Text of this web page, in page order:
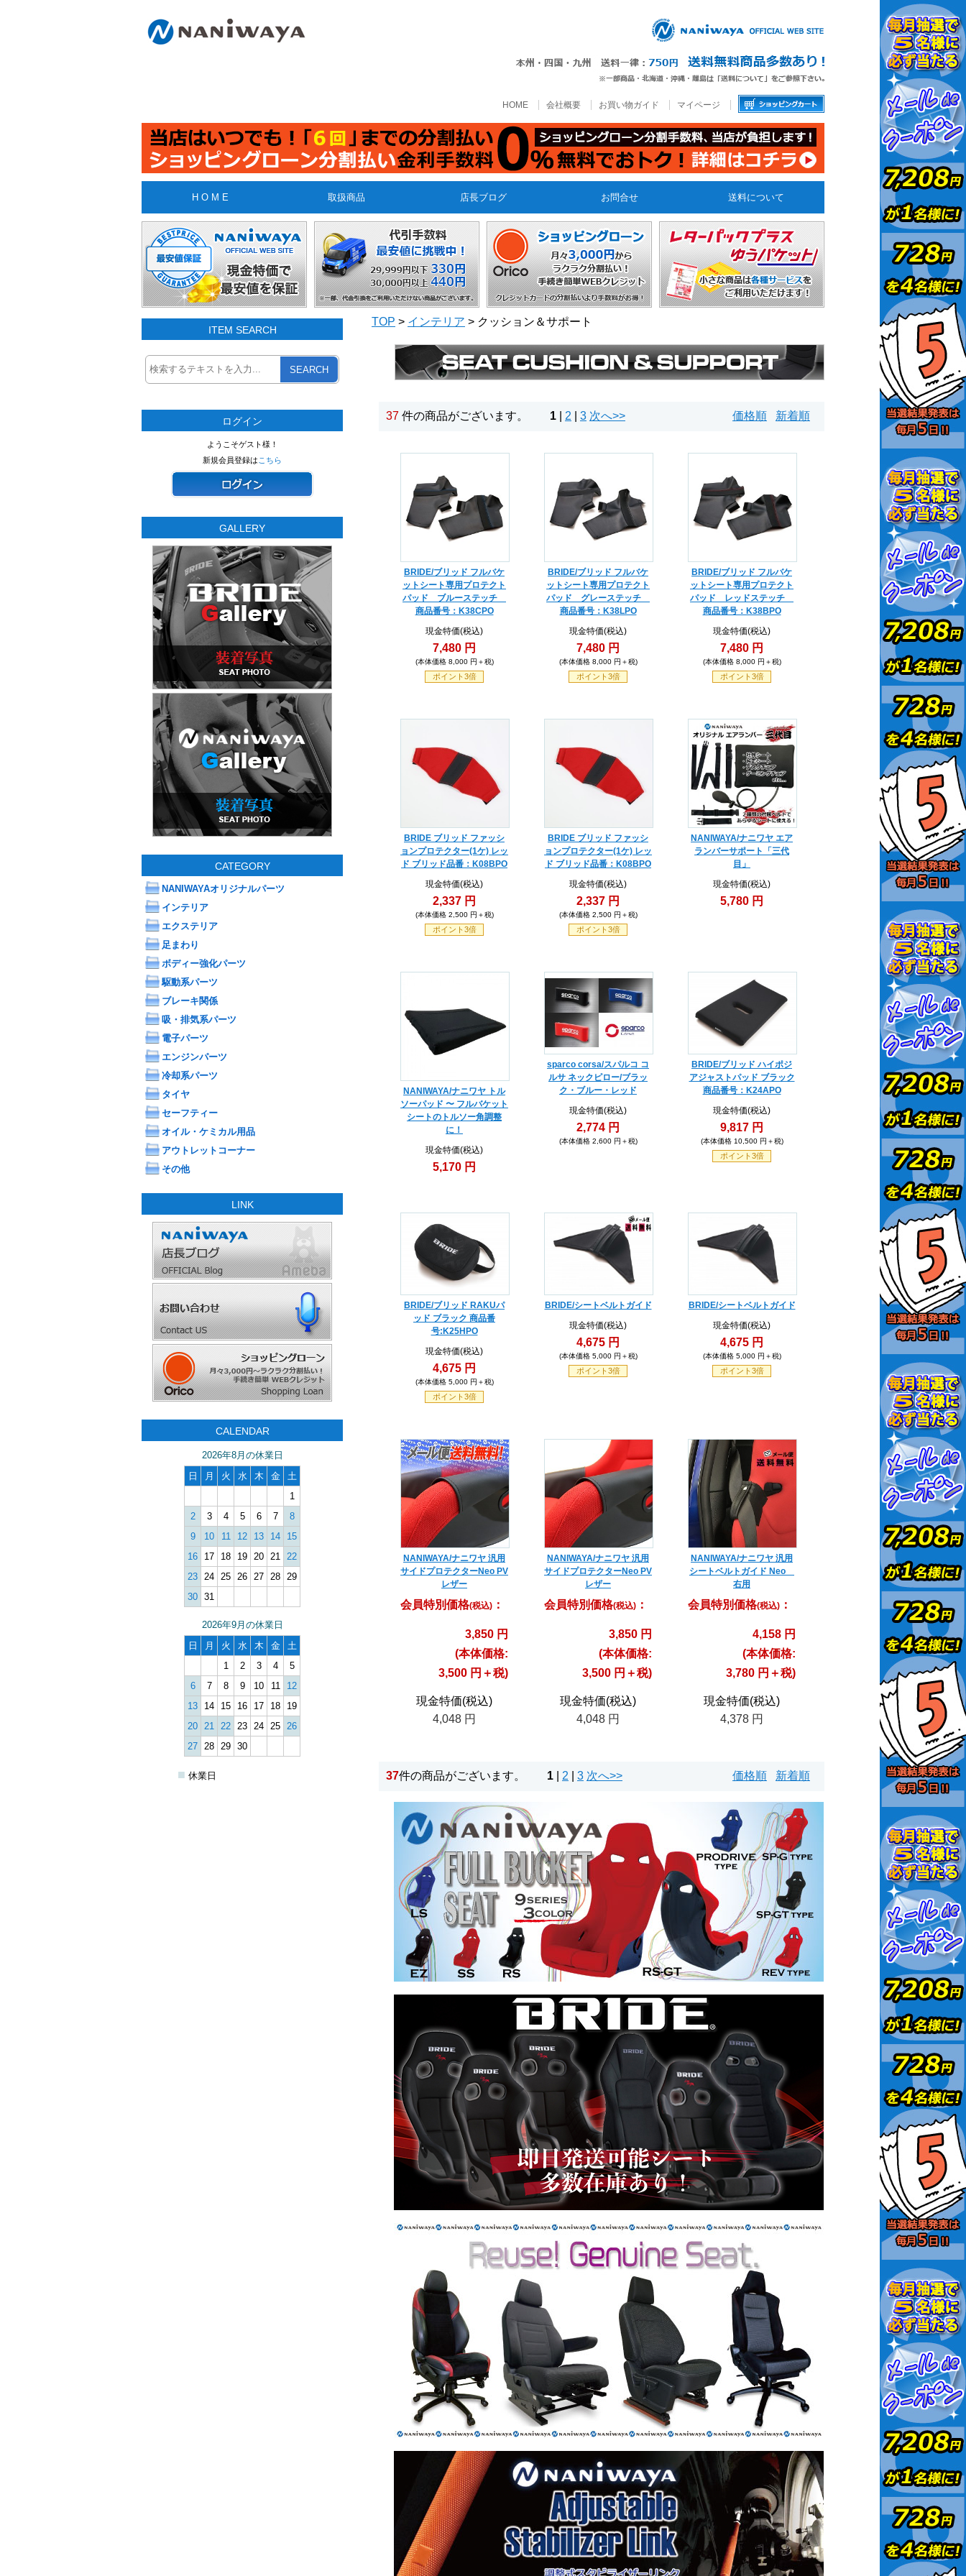
HOME 会社概要 お買い物ガイド マイページ
H O M E 取扱商品 店長ブログ お問合せ 送料について
ITEM SEARCH
SEARCH
ログイン
ようこそゲスト様！
新規会員登録は こちら
GALLERY
CATEGORY
NANIWAYAオリジナルパーツ
インテリア
エクステリア
足まわり
ボディー強化パーツ
駆動系パーツ
ブレーキ関係
吸・排気系パーツ
電子パーツ
エンジンパーツ
冷却系パーツ
タイヤ
セーフティー
オイル・ケミカル用品
アウトレットコーナー
その他
LINK
CALENDAR
2026年8月の休業日
日
月 火 水 木 金
土
1
2
3 4 5 6 7
8
9
10 11 12 13 14
15
16
17 18 19 20 21 22
23 24 25 26 27 28 29
30 31
2026年9月の休業日
日
月 火 水 木 金
土
1
2 3 4
5
6
7 8 9 10 11
12
13
14 15 16 17 18
19
20 21 22 23 24 25 26
27 28 29 30
■ 休業日
TOP > インテリア > クッション＆サポート
37 件の商品がございます。 1 2 3 次へ>> 価格順 新着順
BRIDE/ブリッド フルバケ
ットシート専用プロテクト
パッド ブルーステッチ
商品番号：K38CPO
現金特価(税込)
7,480 円
(本体価格 8,000 円＋税)
ポイント3倍
BRIDE/ブリッド フルバケ
ットシート専用プロテクト
パッド グレーステッチ
商品番号：K38LPO
現金特価(税込)
7,480 円
(本体価格 8,000 円＋税)
ポイント3倍
BRIDE/ブリッド フルバケ
ットシート専用プロテクト
パッド レッドステッチ
商品番号：K38BPO
現金特価(税込)
7,480 円
(本体価格 8,000 円＋税)
ポイント3倍
BRIDE ブリッド ファッシ
ョンプロテクター(1ケ) レッ
ド ブリッド品番：K08BPO
現金特価(税込)
2,337 円
(本体価格 2,500 円＋税)
ポイント3倍
BRIDE ブリッド ファッシ
ョンプロテクター(1ケ) レッ
ド ブリッド品番：K08BPO
現金特価(税込)
2,337 円
(本体価格 2,500 円＋税)
ポイント3倍
NANIWAYA/ナニワヤ エア
ランバーサポート「三代
目」
現金特価(税込)
5,780 円
NANIWAYA/ナニワヤ トル
ソーパッド 〜 フルバケット
シートのトルソー角調整
に！
現金特価(税込)
5,170 円
sparco corsa/スパルコ コ
ルサ ネックピロー/ブラッ
ク・ブルー・レッド
現金特価(税込)
2,774 円
(本体価格 2,600 円＋税)
BRIDE/ブリッド ハイポジ
アジャストパッド ブラック
商品番号：K24APO
現金特価(税込)
9,817 円
(本体価格 10,500 円＋税)
ポイント3倍
BRIDE/ブリッド RAKUパ
ッド ブラック 商品番
号:K25HPO
現金特価(税込)
4,675 円
(本体価格 5,000 円＋税)
ポイント3倍
BRIDE/シートベルトガイド
現金特価(税込)
4,675 円
(本体価格 5,000 円＋税)
ポイント3倍
BRIDE/シートベルトガイド
現金特価(税込)
4,675 円
(本体価格 5,000 円＋税)
ポイント3倍
NANIWAYA/ナニワヤ 汎用
サイドプロテクターNeo PV
レザー
会員特別価格(税込) ：
3,850 円
(本体価格:
3,500 円＋税)
現金特価(税込)
4,048 円
NANIWAYA/ナニワヤ 汎用
サイドプロテクターNeo PV
レザー
会員特別価格(税込) ：
3,850 円
(本体価格:
3,500 円＋税)
現金特価(税込)
4,048 円
NANIWAYA/ナニワヤ 汎用
シートベルトガイド Neo
右用
会員特別価格(税込) ：
4,158 円
(本体価格:
3,780 円＋税)
現金特価(税込)
4,378 円
37件の商品がございます。 1 2 3 次へ>> 価格順 新着順